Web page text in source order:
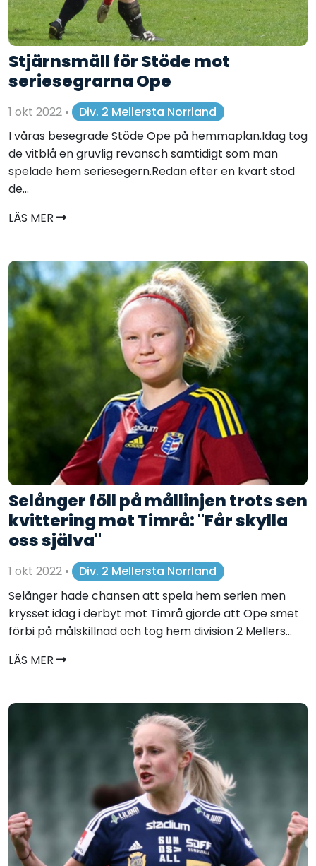
Stjärnsmäll för Stöde mot
seriesegrarna Ope
1 okt 2022 •
Div. 2 Mellersta Norrland
I våras besegrade Stöde Ope på hemmaplan.Idag tog
de vitblå en gruvlig revansch samtidigt som man
spelade hem seriesegern.Redan efter en kvart stod
de...
LÄS MER
Selånger föll på mållinjen trots sen
kvittering mot Timrå: "Får skylla
oss själva"
1 okt 2022 •
Div. 2 Mellersta Norrland
Selånger hade chansen att spela hem serien men
krysset idag i derbyt mot Timrå gjorde att Ope smet
förbi på målskillnad och tog hem division 2 Mellers...
LÄS MER